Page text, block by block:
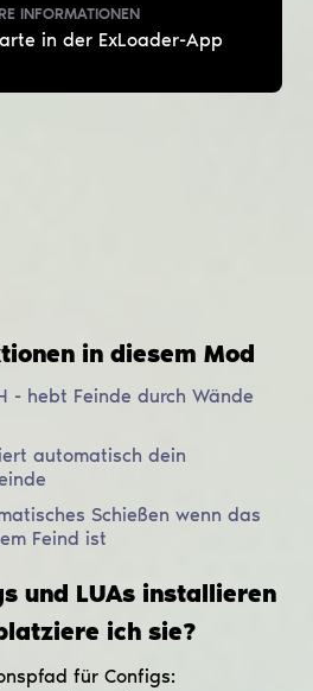
INFORMATIONEN
in der ExLoader-App
in diesem Mod
- hebt Feinde durch Wände
automatisch dein
Schießen wenn das
Feind ist
und LUAs installieren
ich sie?
für Configs: